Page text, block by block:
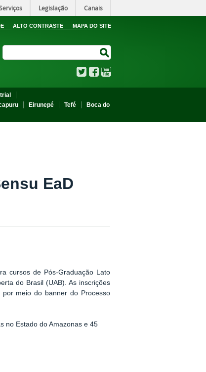
Legislação Canais
ALTO CONTRASTE MAPA DO SITE
TwitterFacebook
Eirunepé Tefé
Boca do
EaD
cursos de Pós-Graduação Lato
do Brasil (UAB) . As inscrições
meio do banner do Processo
no Estado do Amazonas e 45